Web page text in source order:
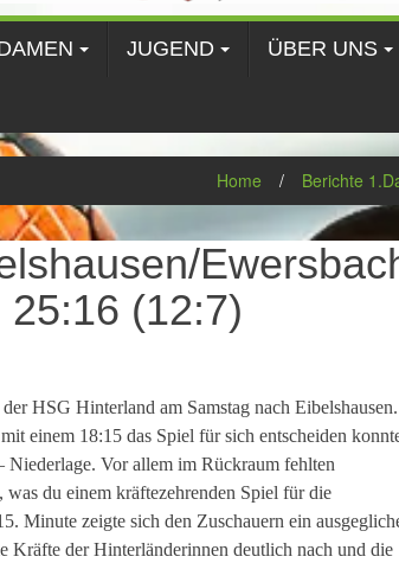
JUGEND ÜBER UNS
Home / Berichte
(12:7)
HSG Hinterland am Samstag nach Eibelshausen.
einem 18:15 das Spiel für sich entscheiden
Niederlage. Vor allem im Rückraum fehlten
du einem kräftezehrenden Spiel für die
Minute zeigte sich den Zuschauern ein
Kräfte der Hinterländerinnen deutlich nach und die